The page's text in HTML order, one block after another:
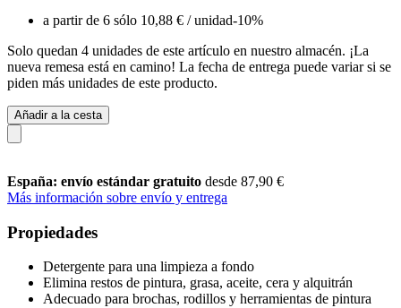
a partir de 6 sólo 10,88 € / unidad-10%
Solo quedan 4 unidades de este artículo en nuestro almacén. ¡La
nueva remesa está en camino! La fecha de entrega puede variar si se
piden más unidades de este producto.
Añadir a la cesta
España: envío estándar gratuito desde 87,90 €
Más información sobre envío y entrega
Propiedades
Detergente para una limpieza a fondo
Elimina restos de pintura, grasa, aceite, cera y alquitrán
Adecuado para brochas, rodillos y herramientas de pintura